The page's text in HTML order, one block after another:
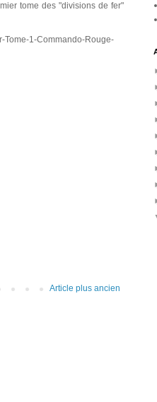
tome des "divisions de fer"
Tome-1-Commando-Rouge-
Article plus ancien